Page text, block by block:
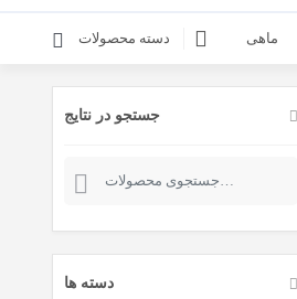
دسته محصولات ماهی
جستجو در نتایج
جستجو
دسته ها